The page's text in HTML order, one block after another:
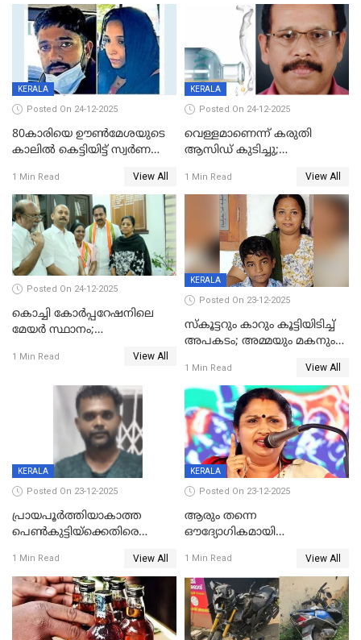
KERALA
Posted On 24-12-2025
80കാരിയെ ഊൺമേശയുടെ
കാലിൽ കെട്ടിയിട്ട് സ്വർണവും
കൊച്ചുമകനും സുഹൃത്തും
അറസ്റ്റിൽ
1 Min Read View All
KERALA
Posted On 24-12-2025
വെള്ളമാണെന്ന് കരുതി
ആസിഡ് കുടിച്ചു;
മരിച്ചു
1 Min Read View All
Posted On 24-12-2025
കൊച്ചി കോര്‍പ്പറേഷനിലെ
മേയര്‍ സ്ഥാനം;
രൂക്ഷം
1 Min Read View All
KERALA
Posted On 23-12-2025
സ്കൂട്ടറും കാറും കൂട്ടിയിടിച്ച്
അപകടം; അമ്മയും മകനും
ഗുരുതരാവസ്ഥയിൽ
1 Min Read View All
KERALA
Posted On 23-12-2025
പ്രായപൂർത്തിയാകാത്ത
പെൺകുട്ടിയ്ക്കെതിരെ
59 വർഷം തടവും 90,൦൦൦ രൂപ
പിഴയും ശിക്ഷ
1 Min Read View All
KERALA
Posted On 23-12-2025
ആരും തന്നെ
ഔദ്യോഗികമായി
കണ്ടെത്താൻ ഇന്ന് കോർ
കമ്മിറ്റി കൂടിയില്ല';
അതൃപ്തിയുമായി ദീപ്തി മേരി
വർഗീസ്
1 Min Read View All